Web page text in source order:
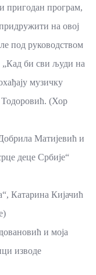
пригодан програм,
на овој
под руководством
би сви људи на
музичку
(Хор
Матијевић и
деце Србије“
Катарина Кијачић
и моја
изводе